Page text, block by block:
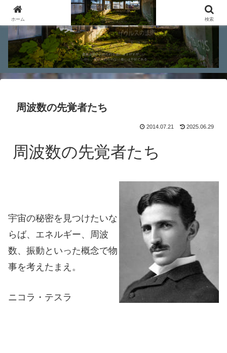
周波数の先覚者たち
2014.07.21 2025.06.29
周波数の先覚者たち
宇宙の秘密を見つけたいな
らば、エネルギー、周波
数、振動といった概念で物
事を考えたまえ。
ニコラ・テスラ
ホーム 検索